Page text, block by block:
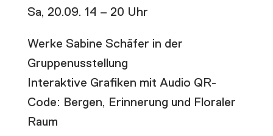
Sa, 20.09. 14 – 20 Uhr
Werke Sabine Schäfer in der
Gruppenusstellung
Interaktive Grafiken mit Audio QR-
Code: Bergen, Erinnerung und Floraler
Raum